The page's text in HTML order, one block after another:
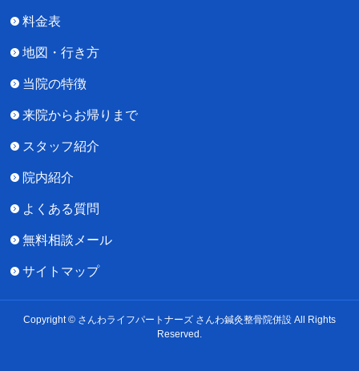
料金表
地図・行き方
当院の特徴
来院からお帰りまで
スタッフ紹介
院内紹介
よくある質問
無料相談メール
サイトマップ
Copyright © さんわライフパートナーズ さんわ鍼灸整骨院併設 All Rights
Reserved.